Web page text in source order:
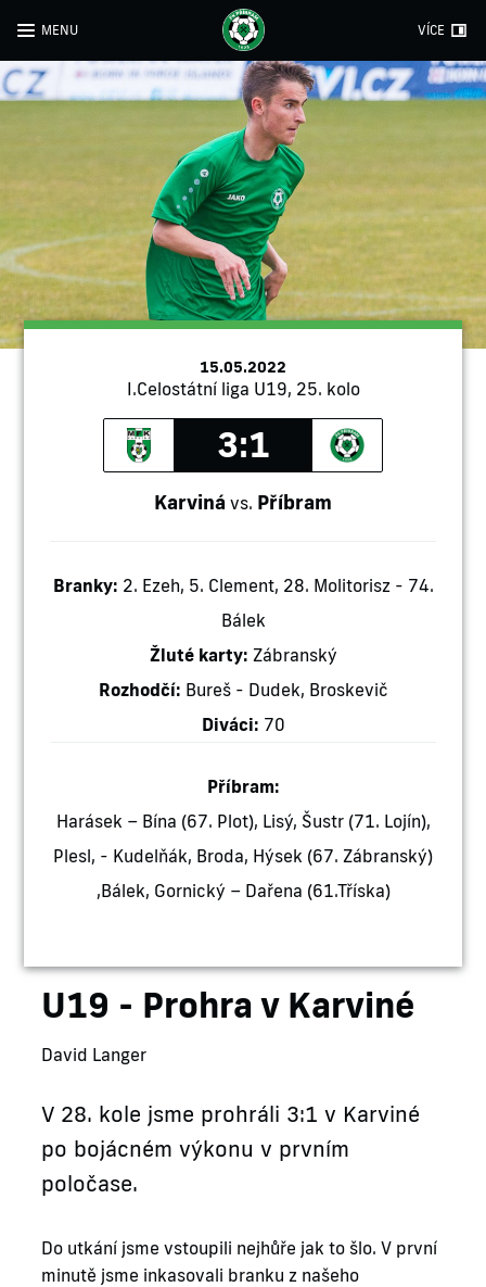
MENU VÍCE
15.05.2022
I.Celostátní liga U19, 25. kolo
3:1
Karviná vs. Příbram
Branky: 2. Ezeh, 5. Clement, 28. Molitorisz - 74.
Bálek
Žluté karty: Zábranský
Rozhodčí: Bureš - Dudek, Broskevič
Diváci: 70
Příbram:
Harásek – Bína (67. Plot), Lisý, Šustr (71. Lojín),
Plesl, - Kudelňák, Broda, Hýsek (67. Zábranský)
,Bálek, Gornický – Dařena (61.Tříska)
U19 - Prohra v Karviné
David Langer
V 28. kole jsme prohráli 3:1 v Karviné
po bojácném výkonu v prvním
poločase.
Do utkání jsme vstoupili nejhůře jak to šlo. V první
minutě jsme inkasovali branku z našeho